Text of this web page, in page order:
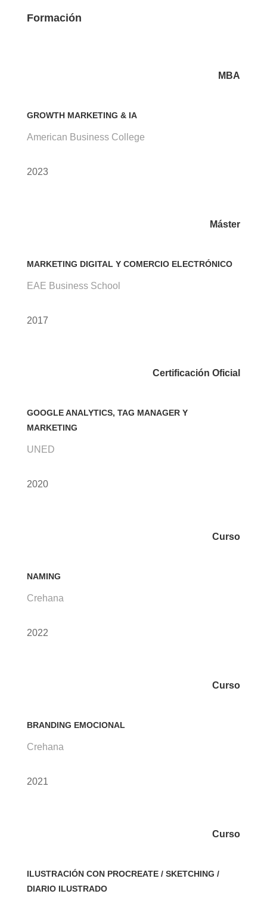
Formación
MBA
GROWTH MARKETING & IA
American Business College
2023
Máster
MARKETING DIGITAL Y COMERCIO ELECTRÓNICO
EAE Business School
2017
Certificación Oficial
GOOGLE ANALYTICS, TAG MANAGER Y
MARKETING
UNED
2020
Curso
NAMING
Crehana
2022
Curso
BRANDING EMOCIONAL
Crehana
2021
Curso
ILUSTRACIÓN CON PROCREATE / SKETCHING /
DIARIO ILUSTRADO